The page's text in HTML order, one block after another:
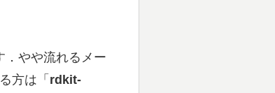
．やや流れるメー
方は「 rdkit-